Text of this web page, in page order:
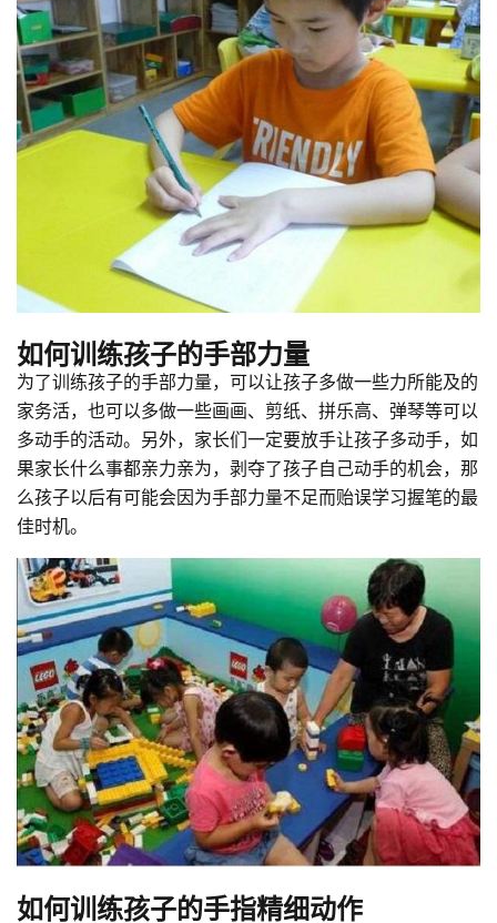
如何训练孩子的手部力量
为了训练孩子的手部力量，可以让孩子多做一些力所能及的
家务活，也可以多做一些画画、剪纸、拼乐高、弹琴等可以
多动手的活动。另外，家长们一定要放手让孩子多动手，如
果家长什么事都亲力亲为，剥夺了孩子自己动手的机会，那
么孩子以后有可能会因为手部力量不足而贻误学习握笔的最
佳时机。
如何训练孩子的手指精细动作